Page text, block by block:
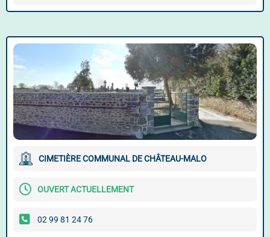
CIMETIÈRE COMMUNAL DE CHÂTEAU-MALO
OUVERT ACTUELLEMENT
02 99 81 24 76